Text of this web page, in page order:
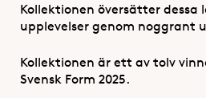
Kollektionen översätter
upplevelser genom noggrant
Kollektionen är ett av tolv
Svensk Form 2025.